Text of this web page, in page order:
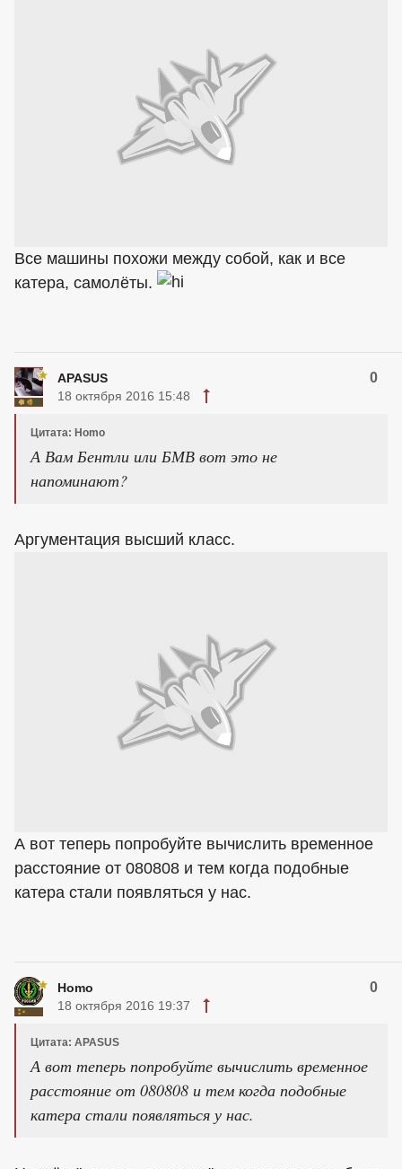
Все машины похожи между собой, как и все
катера, самолёты.
APASUS 0
18 октября 2016 15:48
Цитата: Homo
А Вам Бентли или БМВ вот это не
напоминают?
Аргументация высший класс.
А вот теперь попробуйте вычислить временное
расстояние от 080808 и тем когда подобные
катера стали появляться у нас.
Homo 0
18 октября 2016 19:37
Цитата: APASUS
А вот теперь попробуйте вычислить временное
расстояние от 080808 и тем когда подобные
катера стали появляться у нас.